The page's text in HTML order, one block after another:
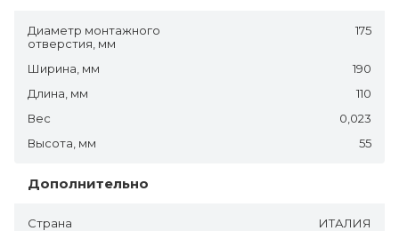
Диаметр монтажного
отверстия, мм
175
Ширина, мм
190
Длина, мм
110
Вес
0,023
Высота, мм
55
Дополнительно
Страна
ИТАЛИЯ